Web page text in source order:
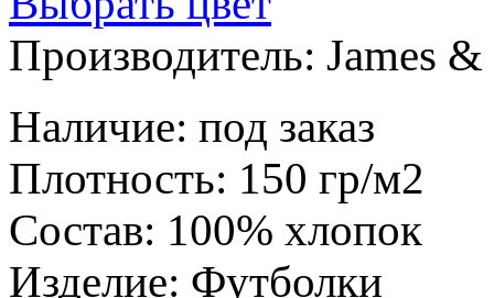
Производитель: James
Наличие: под заказ
Плотность: 150 гр/м2
Состав: 100% хлопок
Изделие: Футболки